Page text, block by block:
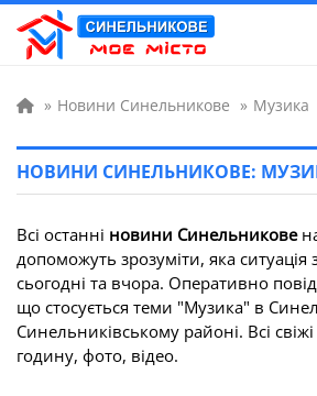
» Новини Синельникове » Музика
НОВИНИ СИНЕЛЬНИКОВЕ:
Всі останні новини Синельникове
допоможуть зрозуміти, яка ситуація
сьогодні та вчора. Оперативно
що стосується теми "Музика" в
Синельниківському районі. Всі
годину, фото, відео.